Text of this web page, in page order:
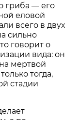
гриба — его
еловой
всего в двух
сильно
говорит о
вида: он
мертвой
тогда,
стадии